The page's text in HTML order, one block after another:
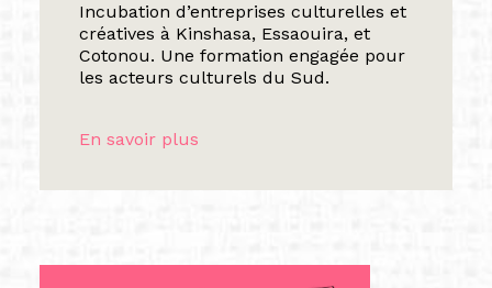
Incubation d’entreprises culturelles et
créatives à Kinshasa, Essaouira, et
Cotonou. Une formation engagée pour
les acteurs culturels du Sud.
En savoir plus